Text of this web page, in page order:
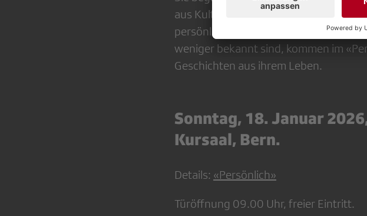
aus Kultur, Unterhaltung, Wirtschaft
persönlichen Seite zeigen. Aber auch
weniger bekannt sind, kommen im
Geschichten aus ihrem Leben.
Sonntag, 18. Januar
Kursaal, Bern.
Details: «Persönlich»
Türöffnung 09.00 Uhr, freier Eintritt.